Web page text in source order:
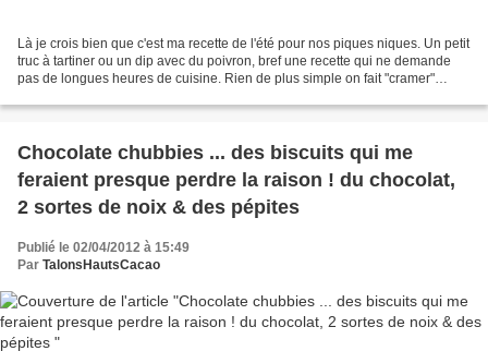
Là je crois bien que c'est ma recette de l'été pour nos piques niques. Un petit
truc à tartiner ou un dip avec du poivron, bref une recette qui ne demande
pas de longues heures de cuisine. Rien de plus simple on fait "cramer"
Chocolate chubbies ... des biscuits qui me
feraient presque perdre la raison ! du chocolat,
2 sortes de noix & des pépites
Publié le 02/04/2012 à 15:49
Par TalonsHautsCacao